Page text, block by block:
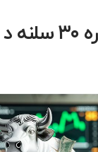
د افغانانو